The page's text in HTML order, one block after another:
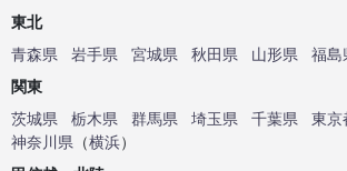
東北
青森県
岩手県 宮城県 秋田県 山形県
福島
関東
茨城県
栃木県 群馬県 埼玉県 千葉県
東京
神奈川県 （横浜）